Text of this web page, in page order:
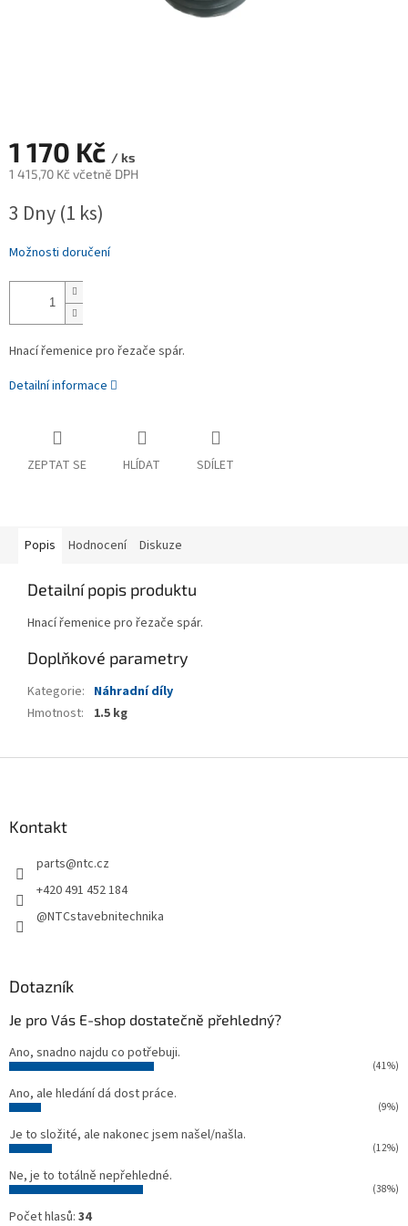
1 170 Kč / ks
1 415,70 Kč včetně DPH
cena:
3 Dny(1 ks)
Možnosti doručení
Hnací řemenice pro řezače spár.
Detailní informace
ZEPTAT SE HLÍDAT SDÍLET
Popis Hodnocení Diskuze
Detailní popis produktu
Hnací řemenice pro řezače spár.
Doplňkové parametry
Kategorie: Náhradní díly
Hmotnost: 1.5 kg
Kontakt
parts@ntc.cz
+420 491 452 184
@NTCstavebnitechnika
Dotazník
Je pro Vás E-shop dostatečně přehledný?
Ano, snadno najdu co potřebuji.
(41%)
Ano, ale hledání dá dost práce.
(9%)
Je to složité, ale nakonec jsem našel/našla.
(12%)
Ne, je to totálně nepřehledné.
(38%)
Počet hlasů: 34